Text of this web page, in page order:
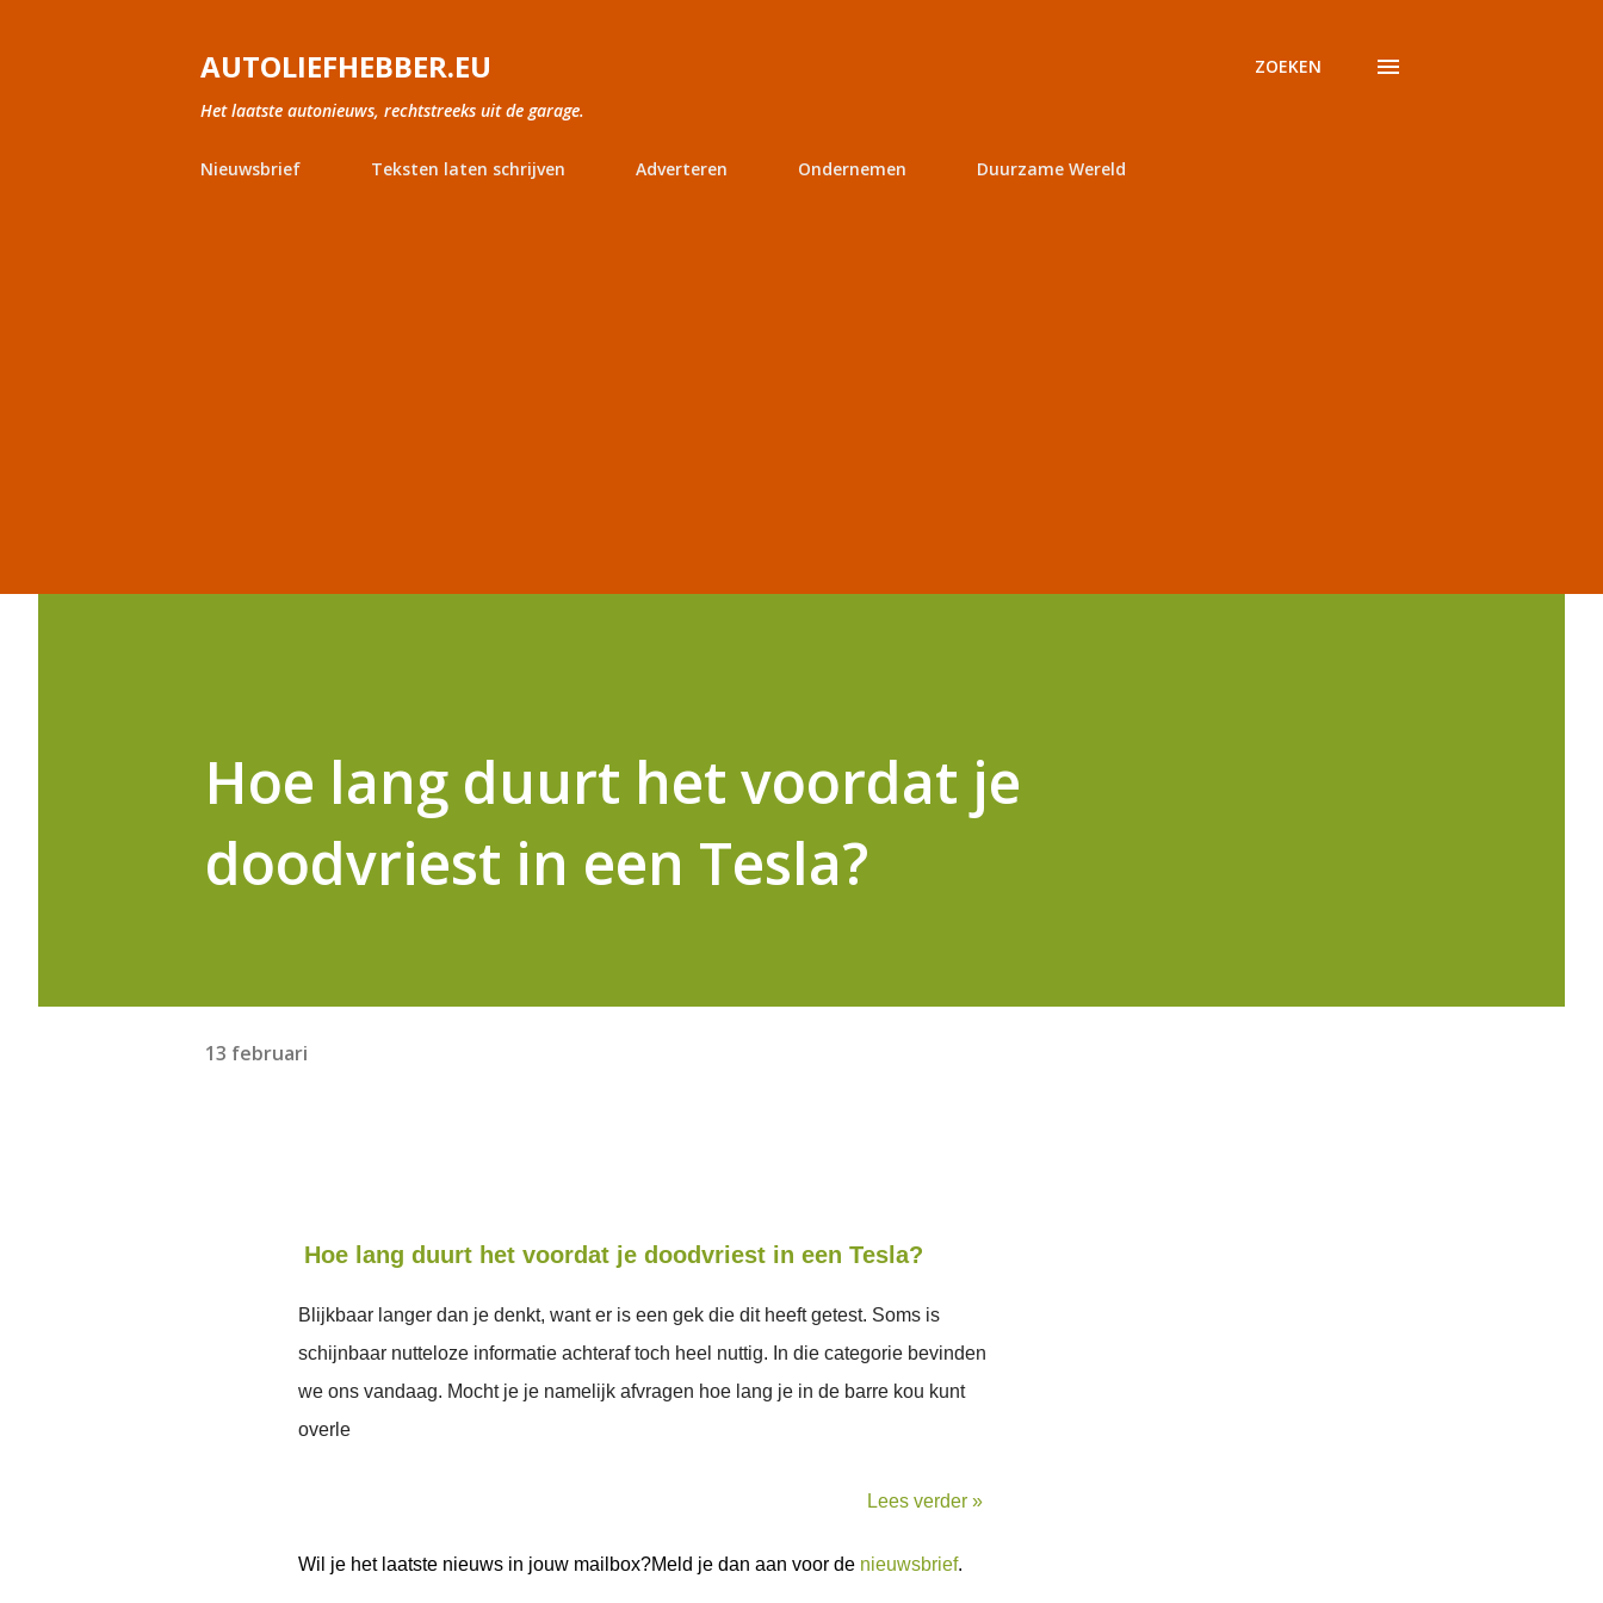
AUTOLIEFHEBBER.EU
Het laatste autonieuws, rechtstreeks uit de garage.
ZOEKEN
Nieuwsbrief Teksten laten schrijven Adverteren Ondernemen Duurzame Wereld
Hoe lang duurt het voordat je
doodvriest in een Tesla?
13 februari
Hoe lang duurt het voordat je doodvriest in een Tesla?
Blijkbaar langer dan je denkt, want er is een gek die dit heeft getest. Soms is
schijnbaar nutteloze informatie achteraf toch heel nuttig. In die categorie bevinden
we ons vandaag. Mocht je je namelijk afvragen hoe lang je in de barre kou kunt
overle
Lees verder »
Wil je het laatste nieuws in jouw mailbox?Meld je dan aan voor de nieuwsbrief.